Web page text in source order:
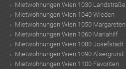
Mietwohnungen Wien 1030 Landstraße
Mietwohnungen Wien 1040 Wieden
Mietwohnungen Wien 1050 Margareten
Mietwohnungen Wien 1060 Mariahilf
Mietwohnungen Wien 1080 Josefstadt
Mietwohnungen Wien 1090 Alsergrund
Mietwohnungen Wien 1100 Favoriten